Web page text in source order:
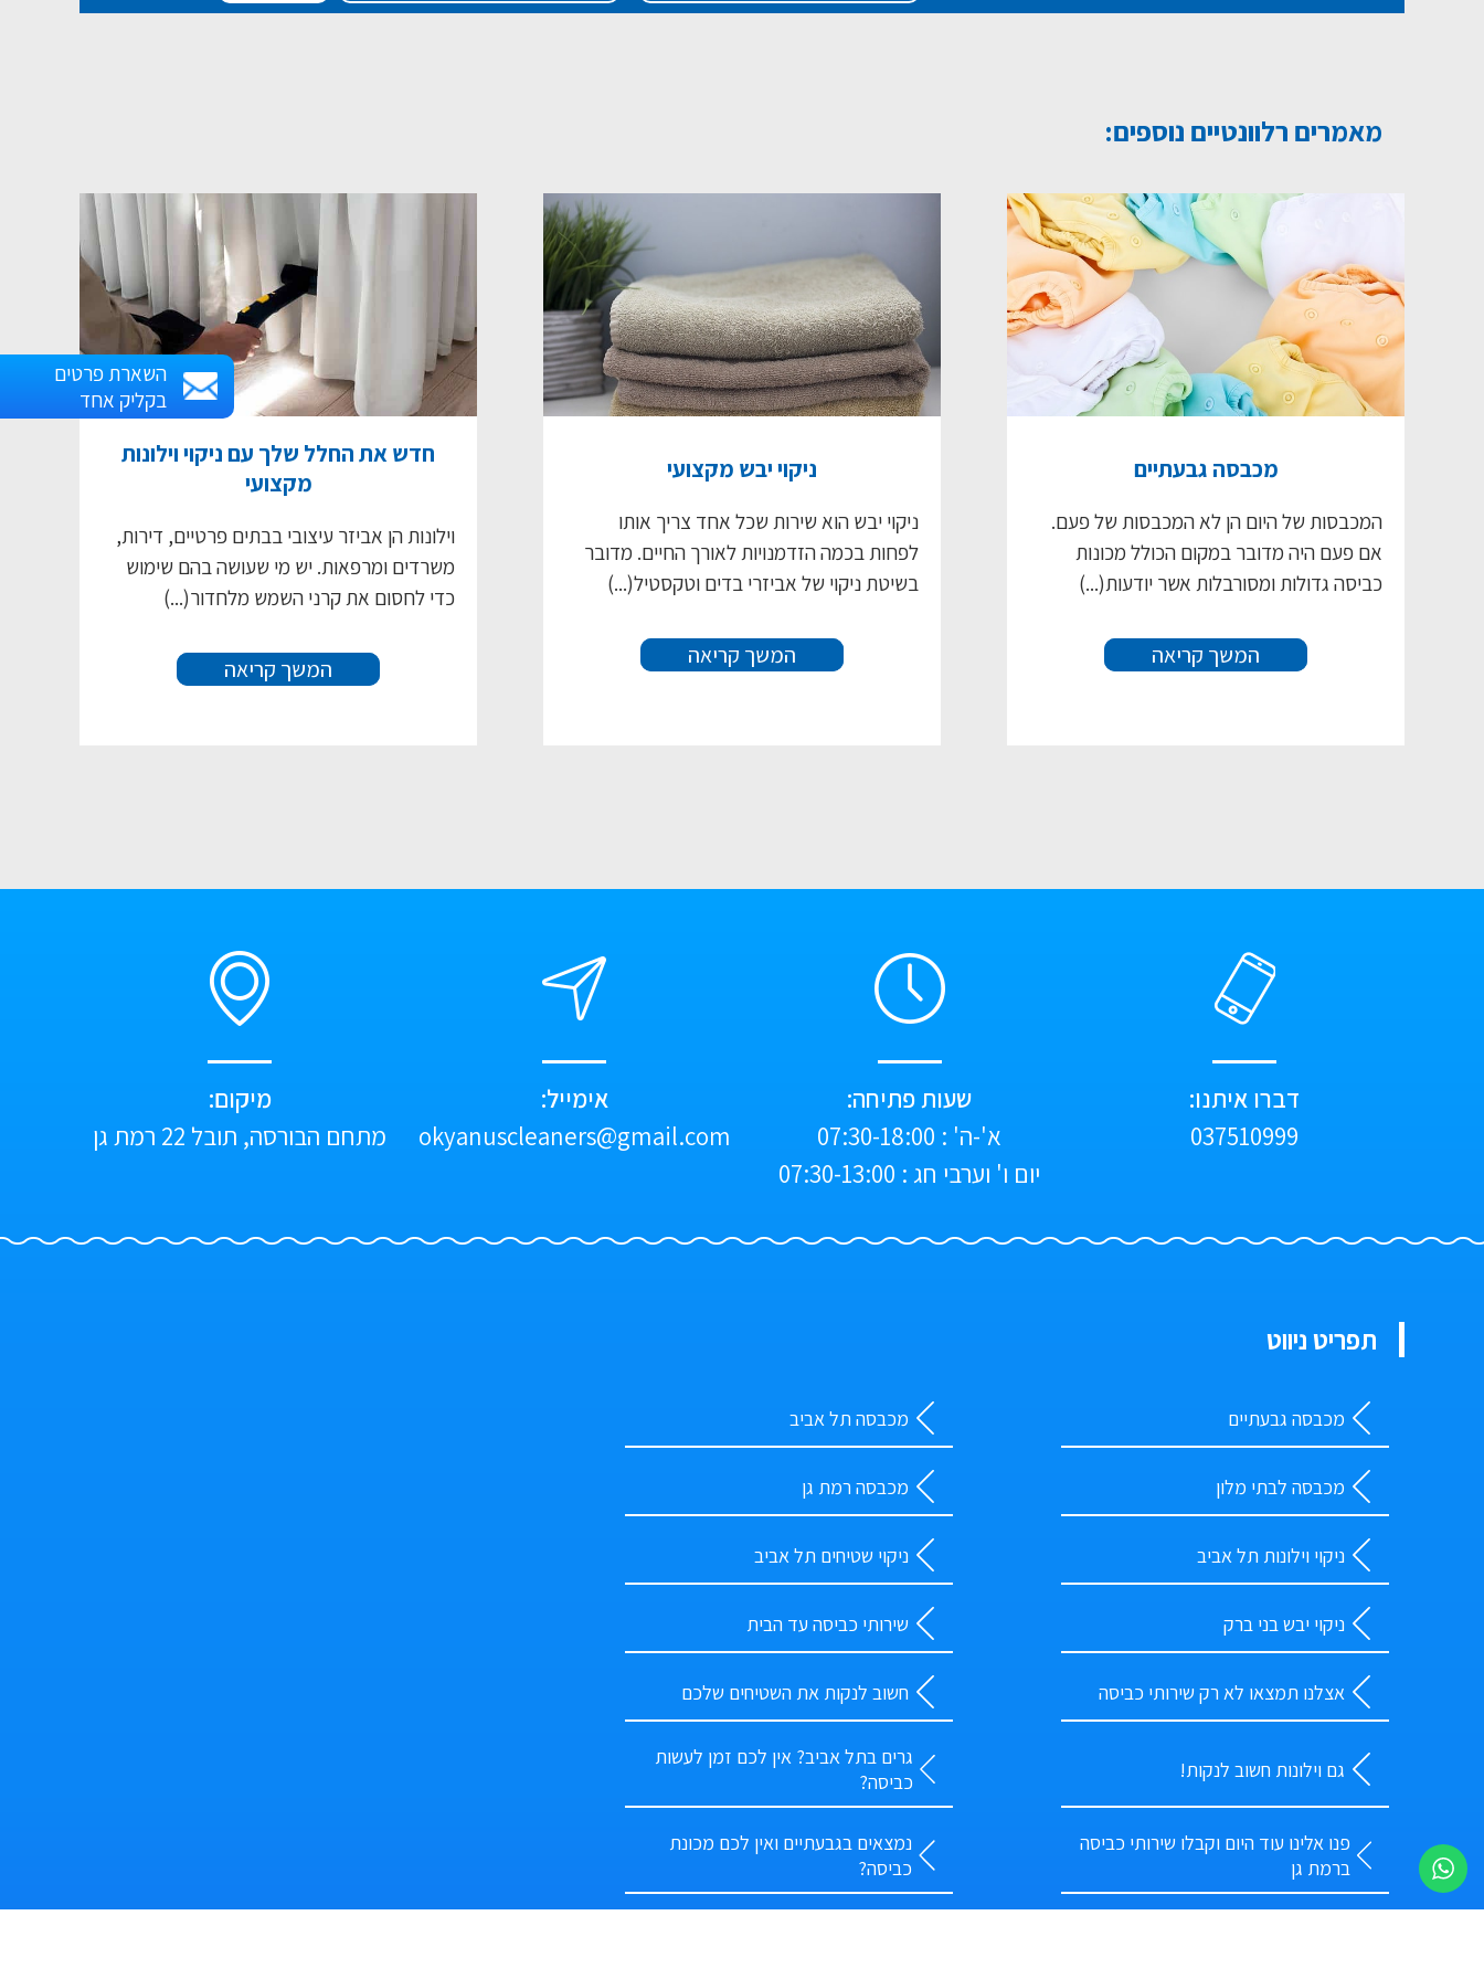
השארת פרטים
בקליק אחד
מאמרים רלוונטיים נוספים:
מכבסה גבעתיים
המכבסות של היום הן לא המכבסות של פעם.
אם פעם היה מדובר במקום הכולל מכונות
כביסה גדולות ומסורבלות אשר יודעות(...)
המשך קריאה
ניקוי יבש מקצועי
ניקוי יבש הוא שירות שכל אחד צריך אותו
לפחות בכמה הזדמנויות לאורך החיים. מדובר
בשיטת ניקוי של אביזרי בדים וטקסטיל(...)
המשך קריאה
חדש את החלל שלך עם ניקוי וילונות
מקצועי
וילונות הן אביזר עיצובי בבתים פרטיים, דירות,
משרדים ומרפאות. יש מי שעושה בהם שימוש
כדי לחסום את קרני השמש מלחדור(...)
המשך קריאה
דברו איתנו:
037510999
שעות פתיחה:
א'-ה' : 07:30-18:00
יום ו' וערבי חג : 07:30-13:00
אימייל:
okyanuscleaners@gmail.com
מיקום:
מתחם הבורסה, תובל 22 רמת גן
תפריט ניווט
מכבסה גבעתיים מכבסה תל אביב
מכבסה לבתי מלון מכבסה רמת גן
ניקוי וילונות תל אביב ניקוי שטיחים תל אביב
ניקוי יבש בני ברק שירותי כביסה עד הבית
אצלנו תמצאו לא רק שירותי כביסה חשוב לנקות את השטיחים שלכם
גם וילונות חשוב לנקות!
גרים בתל אביב? אין לכם זמן לעשות
כביסה?
פנו אלינו עוד היום וקבלו שירותי כביסה
ברמת גן
נמצאים בגבעתיים ואין לכם מכונת
כביסה?